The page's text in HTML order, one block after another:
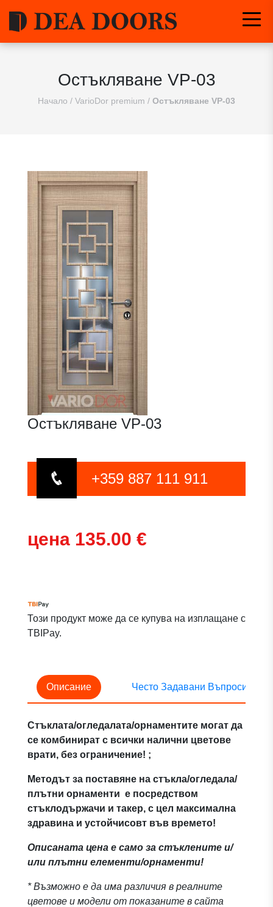
Остъкляване VP-03
Начало / VarioDor premium / Остъкляване VP-03
Остъкляване VP-03
+359 887 111 911
цена 135.00 €
Този продукт може да се купува на изплащане с
TBIPay.
Описание Често Задавани Въпроси
Стъклата/огледалата/орнаментите могат да
се комбинират с всички налични цветове
врати, без ограничение! ;
Методът за поставяне на стъкла/огледала/
плътни орнаменти е посредством
стъклодържачи и такер, с цел максимална
здравина и устойчисовт във времето!
Описаната цена е само за стъклените и/
или плътни елементи/орнаменти!
* Възможно е да има различия в реалните
цветове и модели от показаните в сайта